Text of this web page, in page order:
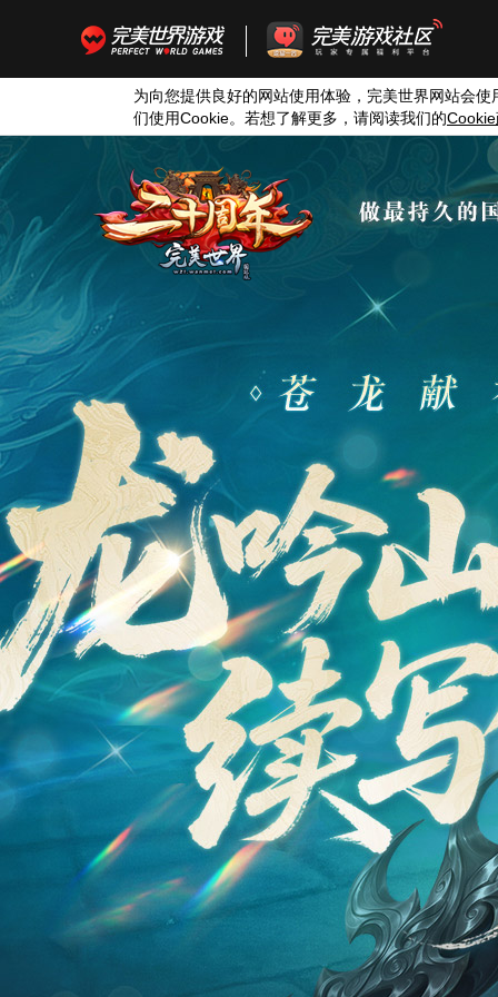
为向您提供良好的网站使用体验，完美世界网站会使
们使用Cookie。若想了解更多，请阅读我们的Cookie